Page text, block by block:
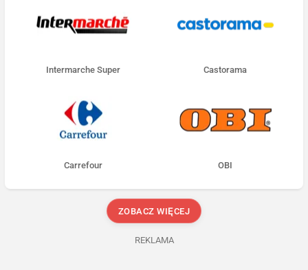
Intermarche Super Castorama
Carrefour OBI
ZOBACZ WIĘCEJ
REKLAMA